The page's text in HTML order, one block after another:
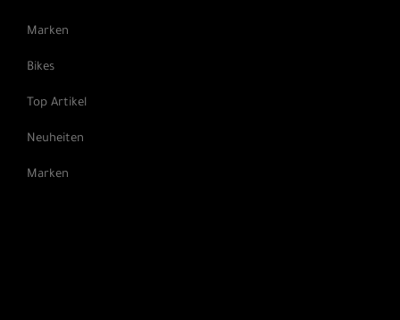
Marken
Bikes
Top Artikel
Neuheiten
Marken